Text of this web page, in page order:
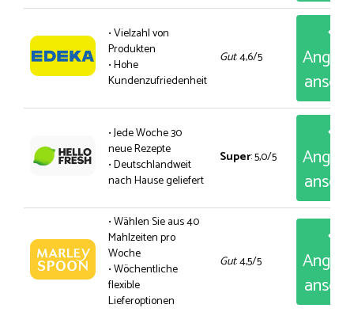
• Vielzahl von
Produkten
• Hohe
Kundenzufriedenheit
Gut: 4,6/5
• Jede Woche 30
neue Rezepte
• Deutschlandweit
nach Hause geliefert
Super: 5,0/5
• Wählen Sie aus 40
Mahlzeiten pro
Woche
• Wöchentliche
flexible
Lieferoptionen
Gut: 4,5/5